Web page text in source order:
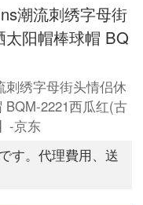
潮流刺绣字母街
太阳帽棒球帽 BQ
刺绣字母街头情侣休
2221西瓜红(古
-京东
す。代理費用、送